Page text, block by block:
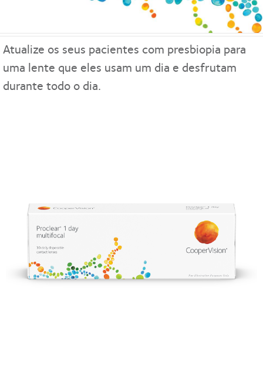
Atualize os seus pacientes com presbiopia para
uma lente que eles usam um dia e desfrutam
durante todo o dia.